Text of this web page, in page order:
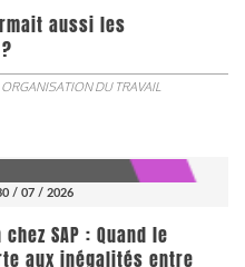
aussi les
ORGANISATION DU TRAVAIL
/ 07 / 2026
SAP : Quand le
aux inégalités entre